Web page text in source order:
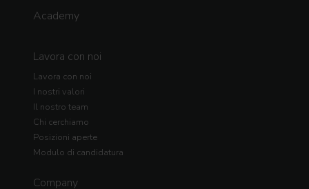
Academy
Lavora con noi
Lavora con noi
I nostri valori
Il nostro team
Chi cerchiamo
Posizioni aperte
Modulo di candidatura
Company